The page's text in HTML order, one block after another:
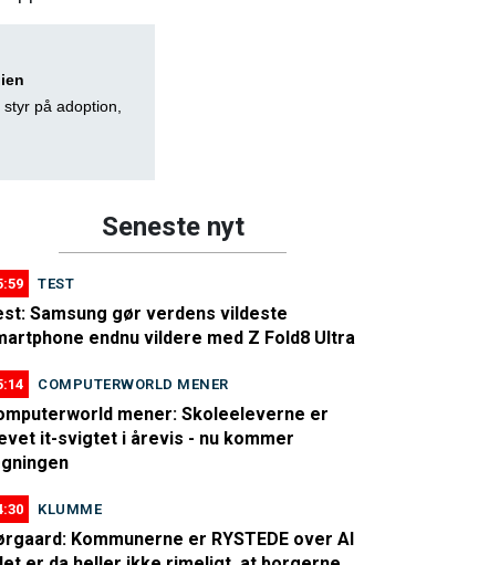
på adoption,
Seneste nyt
TEST
Samsung gør verdens vildeste
endnu vildere med Z Fold8 Ultra
COMPUTERWORLD MENER
mener: Skoleeleverne er
it-svigtet i årevis - nu kommer
KLUMME
Kommunerne er RYSTEDE over AI